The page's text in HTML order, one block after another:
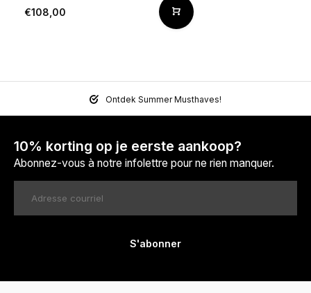
€108,00
Ontdek Summer Musthaves!
10% korting op je eerste aankoop?
Abonnez-vous à notre infolettre pour ne rien manquer.
S'abonner